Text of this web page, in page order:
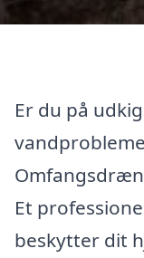
Er du på
Et
beskytter dit